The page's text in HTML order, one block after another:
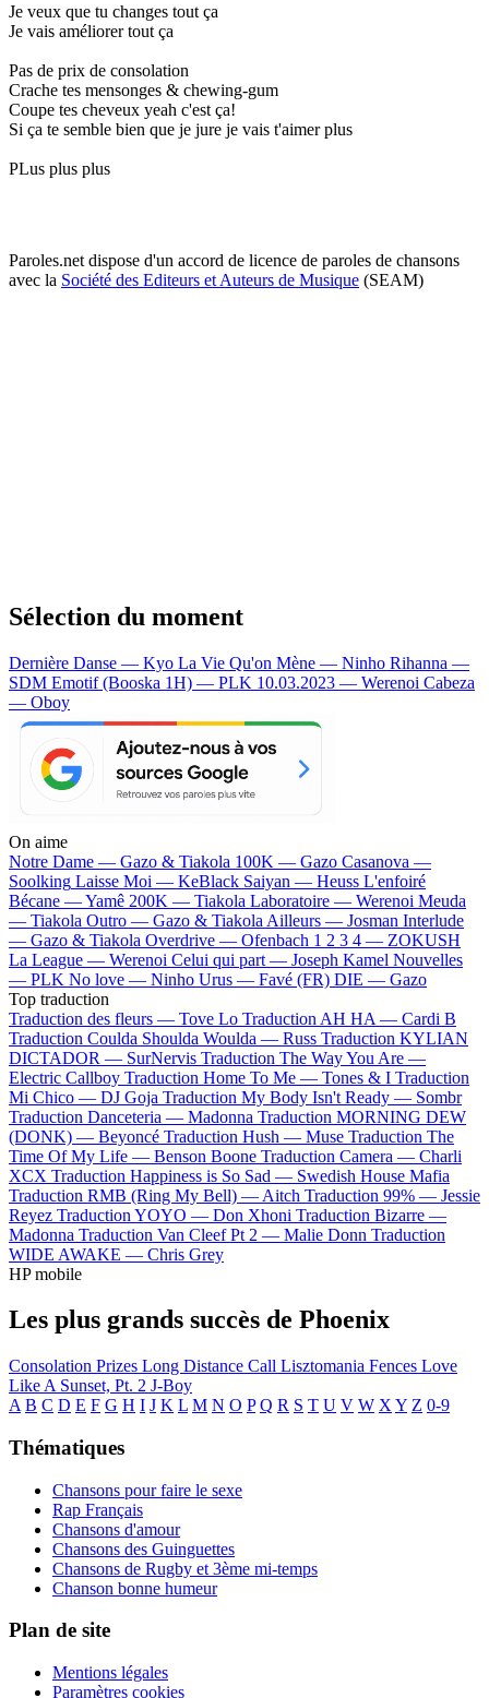
Je veux que tu changes tout ça
Je vais améliorer tout ça
Pas de prix de consolation
Crache tes mensonges & chewing-gum
Coupe tes cheveux yeah c'est ça!
Si ça te semble bien que je jure je vais t'aimer plus
PLus plus plus
Paroles.net dispose d'un accord de licence de paroles de chansons
avec la Société des Editeurs et Auteurs de Musique (SEAM)
Sélection du moment
Dernière Danse — Kyo La Vie Qu'on Mène — Ninho Rihanna —
SDM Emotif (Booska 1H) — PLK 10.03.2023 — Werenoi Cabeza
— Oboy
On aime
Notre Dame — Gazo & Tiakola 100K — Gazo Casanova —
Soolking Laisse Moi — KeBlack Saiyan — Heuss L'enfoiré
Bécane —Yamê 200K — Tiakola Laboratoire — Werenoi Meuda
— Tiakola Outro — Gazo & Tiakola Ailleurs — Josman Interlude
— Gazo & Tiakola Overdrive — Ofenbach 1 2 3 4 — ZOKUSH
La League — Werenoi Celui qui part — Joseph Kamel Nouvelles
— PLK No love — Ninho Urus — Favé (FR) DIE — Gazo
Top traduction
Traduction des fleurs — Tove Lo Traduction AH HA — Cardi B
Traduction Coulda Shoulda Woulda — Russ Traduction KYLIAN
DICTADOR — SurNervis Traduction The Way You Are —
Electric Callboy Traduction Home To Me — Tones & I Traduction
Mi Chico — DJ Goja Traduction My Body Isn't Ready — Sombr
Traduction Danceteria — Madonna Traduction MORNING DEW
(DONK) — Beyoncé Traduction Hush — Muse Traduction The
Time Of My Life — Benson Boone Traduction Camera — Charli
XCX Traduction Happiness is So Sad — Swedish House Mafia
Traduction RMB (Ring My Bell) — Aitch Traduction 99% — Jessie
Reyez Traduction YOYO — Don Xhoni Traduction Bizarre —
Madonna Traduction Van Cleef Pt 2 — Malie Donn Traduction
WIDE AWAKE — Chris Grey
HP mobile
Les plus grands succès de Phoenix
Consolation Prizes Long Distance Call Lisztomania Fences Love
Like A Sunset, Pt. 2 J-Boy
A B C D E F G H I J K L M N O P Q R S T U V W X Y Z 0-9
Thématiques
Chansons pour faire le sexe
Rap Français
Chansons d'amour
Chansons des Guinguettes
Chansons de Rugby et 3ème mi-temps
Chanson bonne humeur
Plan de site
Mentions légales
Paramètres cookies